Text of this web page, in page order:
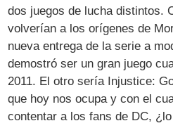
dos juegos de lucha distintos.
volverían a los orígenes de
nueva entrega de la serie a
demostró ser un gran juego
2011. El otro sería Injustice:
que hoy nos ocupa y con el
contentar a los fans de DC,